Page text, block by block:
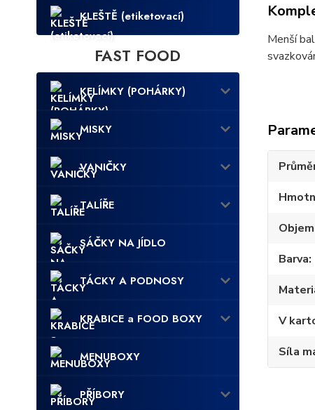
KLEŠTĚ (etiketovací)
FAST FOOD
KELÍMKY (POHÁRKY)
MISKY
VANIČKY
TALÍŘE
SÁČKY NA JÍDLO
TÁCKY A PODNOSY
KRABICE a FOOD BOXY
MENUBOXY
PŘÍBORY
Menší
Objem
Barva
V
Síla